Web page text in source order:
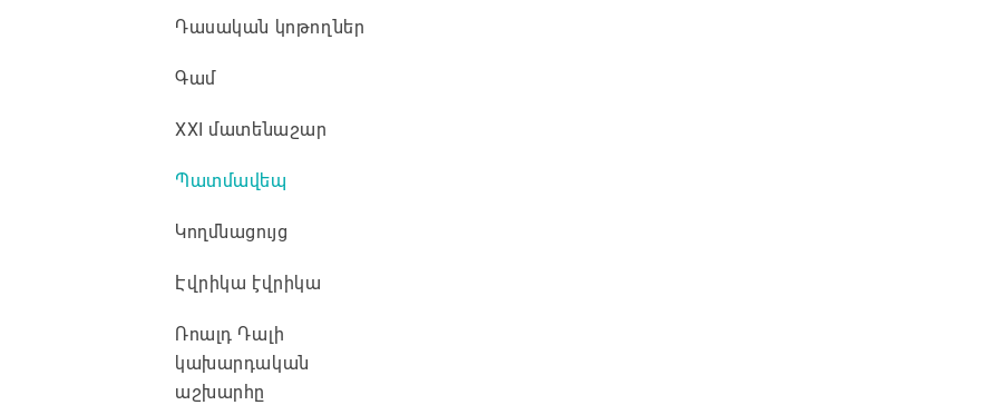
Դասական կոթողներ
Գամ
XXI մատենաշար
Պատմավեպ
Կողմնացույց
Էվրիկա էվրիկա
Ռոալդ Դալի
կախարդական
աշխարհը